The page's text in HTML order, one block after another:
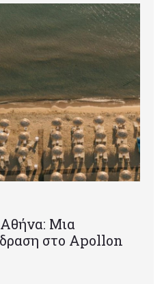
Μια
στο Apollon